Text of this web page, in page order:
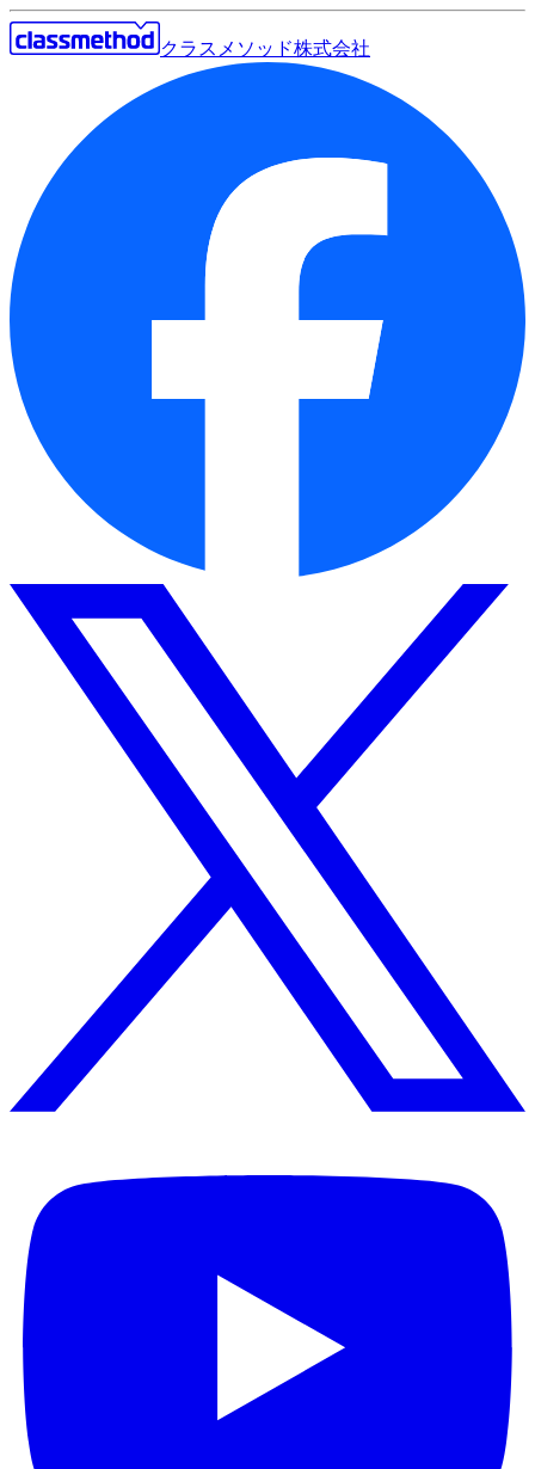
クラスメソッド株式会社